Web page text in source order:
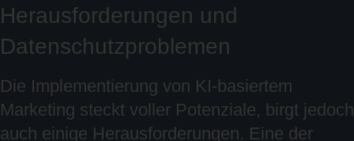
Herausforderungen und
Datenschutzproblemen
Die Implementierung von KI-basiertem
Marketing steckt voller Potenziale, birgt jedoch
auch einige Herausforderungen. Eine der